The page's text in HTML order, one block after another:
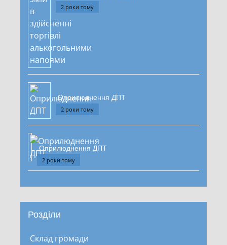
2 роки тому
Оприлюднення ДПТ
2 роки тому
Оприлюднення ДПТ
2 роки тому
Розділи
Склад громади